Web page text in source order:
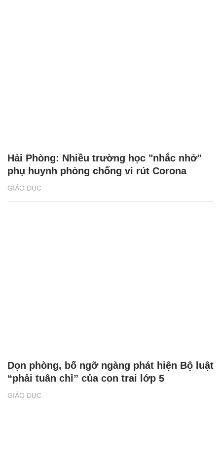
GIÁO DỤC
Hải Phòng: Nhiều trường học "nhắc nhở"
phụ huynh phòng chống vi rút Corona
GIÁO DỤC
Dọn phòng, bố ngỡ ngàng phát hiện Bộ luật
“phải tuân chỉ” của con trai lớp 5